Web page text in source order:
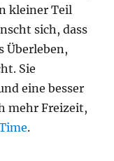
kleiner Teil
sich, dass
Überleben,
Sie
eine besser
mehr Freizeit,
.